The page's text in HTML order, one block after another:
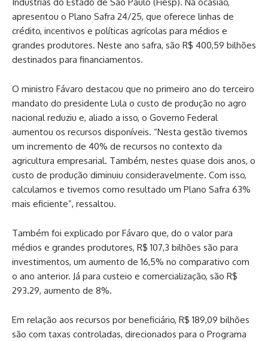
apresentou o Plano Safra 24/25, que oferece linhas de
crédito, incentivos e políticas agrícolas para médios e
grandes produtores. Neste ano safra, são R$ 400,59 bilhões
destinados para financiamentos.
O ministro Fávaro destacou que no primeiro ano do terceiro
mandato do presidente Lula o custo de produção no agro
nacional reduziu e, aliado a isso, o Governo Federal
aumentou os recursos disponíveis. “Nesta gestão tivemos
um incremento de 40% de recursos no contexto da
agricultura empresarial. Também, nestes quase dois anos, o
custo de produção diminuiu consideravelmente. Com isso,
calculamos e tivemos como resultado um Plano Safra 63%
mais eficiente”, ressaltou.
Também foi explicado por Fávaro que, do o valor para
médios e grandes produtores, R$ 107,3 bilhões são para
investimentos, um aumento de 16,5% no comparativo com
o ano anterior. Já para custeio e comercialização, são R$
293.29, aumento de 8%.
Em relação aos recursos por beneficiário, R$ 189,09 bilhões
são com taxas controladas, direcionados para o Programa